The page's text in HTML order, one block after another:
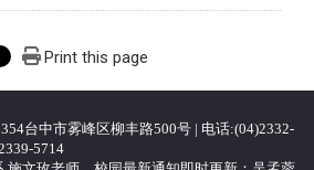
Print this page
台中市雾峰区柳丰路500号 | 电话:(04)2332-
5714